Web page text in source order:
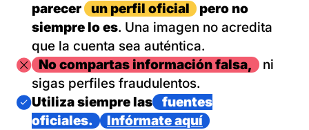
parecer
un perfil oficial
pero no
siempre lo es. Una imagen no acredita
que la cuenta sea auténtica.
ImagenNo compartas información falsa,
ni
sigas perfiles fraudulentos.
Imagen
Utiliza siempre las
fuentes
oficiales.
Infórmate aquí